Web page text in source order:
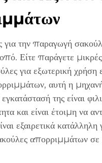
την παραγωγή
Είτε παράγετε
για εξωτερική χρήση
αυτή η μηχανή
της είναι
και είναι έτοιμη να
εξαιρετικά
απορριμμάτων σε